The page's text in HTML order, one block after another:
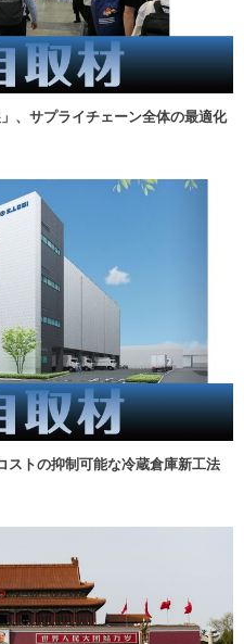
、サプライチェーン全体の最適化
ストの抑制可能な冷蔵倉庫新工法